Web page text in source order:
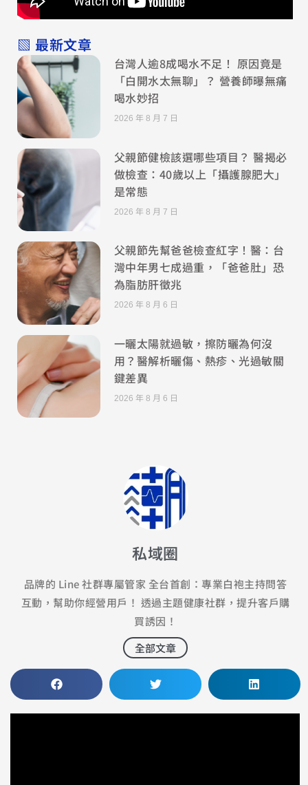
▧ 最新文章
台灣人逾8成喝水不足！ 原因竟是
「白開水太無聊」？ 營養師曝無痛
喝水妙招
2026 年 8 月 7 日
父親節健檢該選哪些項目？ 醫揭必
做檢查：40歲以上「攝護腺肥大」
是常態
2026 年 8 月 7 日
父親節先幫爸爸檢查紅字！醫：台
灣中年男七成過重，「爸爸肚」恐
為脂肪肝徵兆
2026 年 8 月 6 日
一曬太陽就過敏，擦防曬為何沒
用？醫解析曬傷、熱疹、光過敏關
鍵差異
2026 年 8 月 6 日
私域圈
品牌的 Line 社群專屬管家 全台首創：專業白袍主持問答
互動，幫助你經營用戶！ 透過主題健康社群，提升客戶購
買誘因！
全部文章